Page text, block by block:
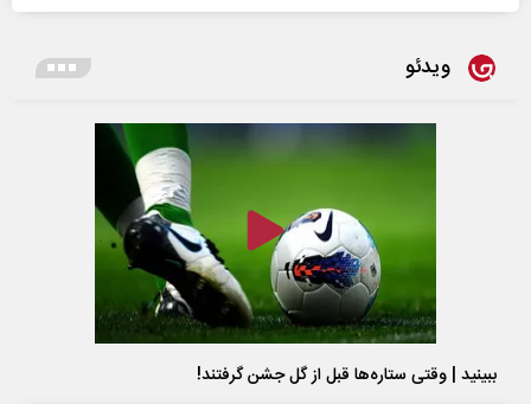
ویدئو
ببینید | وقتی ستاره‌ها قبل از گل جشن گرفتند!